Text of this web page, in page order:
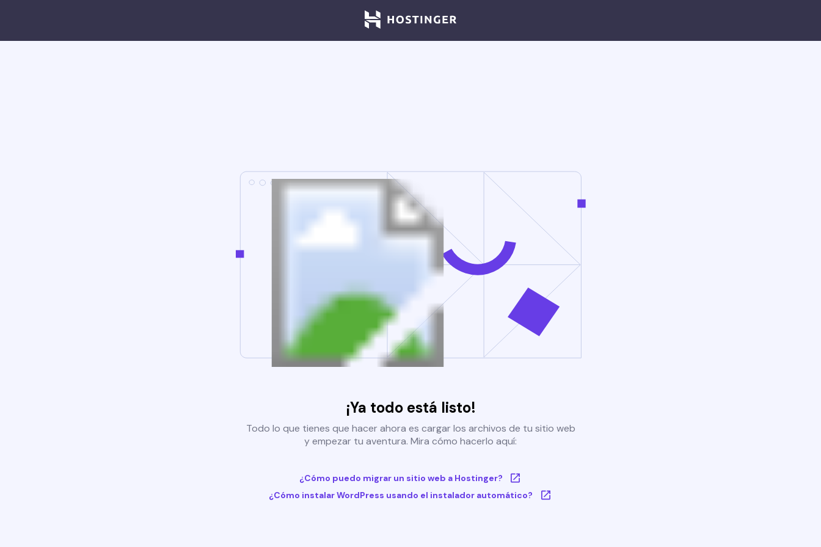
¡Ya todo está listo!
Todo lo que tienes que hacer ahora es cargar los archivos de tu sitio web
y empezar tu aventura. Mira cómo hacerlo aquí:
¿Cómo puedo migrar un sitio web a Hostinger?
¿Cómo instalar WordPress usando el instalador automático?